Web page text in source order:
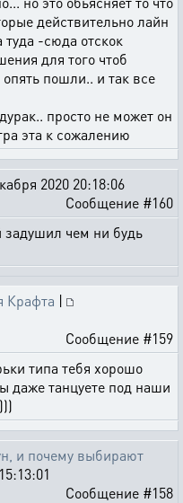
действительно лайн
туда -сюда отскок
для того чтоб
пошли.. и так все
просто не может он
эта к сожалению
2020 20:18:06
Сообщение #160
задушил чем ни будь
Крафта |
Сообщение #159
типа тебя хорошо
даже танцуете под наши
и почему выбирают
Сообщение #158